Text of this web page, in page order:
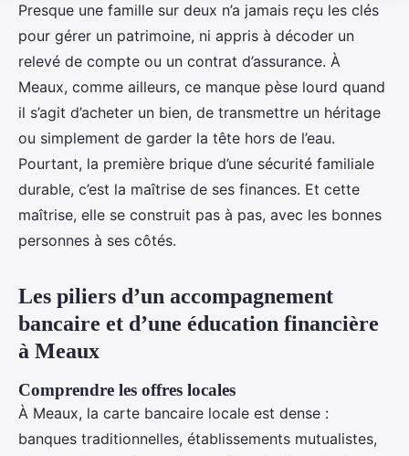
Presque une famille sur deux n’a jamais reçu les clés
pour gérer un patrimoine, ni appris à décoder un
relevé de compte ou un contrat d’assurance. À
Meaux, comme ailleurs, ce manque pèse lourd quand
il s’agit d’acheter un bien, de transmettre un héritage
ou simplement de garder la tête hors de l’eau.
Pourtant, la première brique d’une sécurité familiale
durable, c’est la maîtrise de ses finances. Et cette
maîtrise, elle se construit pas à pas, avec les bonnes
personnes à ses côtés.
Les piliers d’un accompagnement
bancaire et d’une éducation financière
à Meaux
Comprendre les offres locales
À Meaux, la carte bancaire locale est dense :
banques traditionnelles, établissements mutualistes,